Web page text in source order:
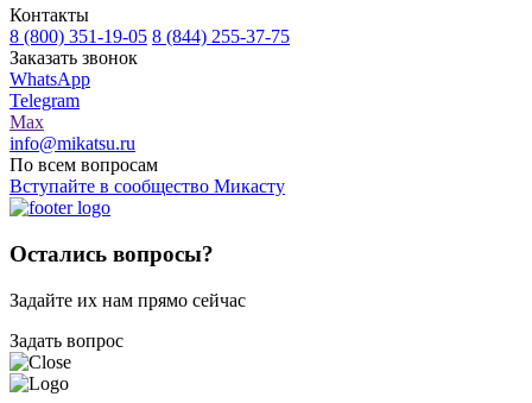
Контакты
8 (800) 351-19-05 8 (844) 255-37-75
Заказать звонок
WhatsApp
Telegram
Max
info@mikatsu.ru
По всем вопросам
Вступайте в сообщество Микасту
Остались вопросы?
Задайте их нам прямо сейчас
Задать вопрос